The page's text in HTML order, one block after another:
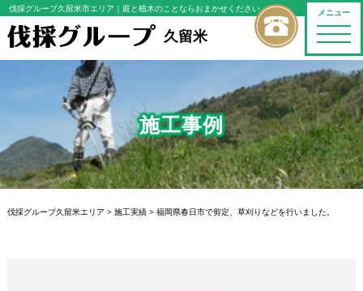
メニュー
toggle
伐採グループ久留米市エリア ｜庭と植木のことならおまかせください
久留米
施工事例
伐採グループ久留米エリア > 施工実績> 福岡県春日市で剪定、草刈りなどを行いました。